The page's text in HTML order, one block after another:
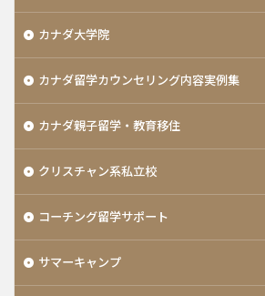
カナダ大学院
カナダ留学カウンセリング内容実例集
カナダ親子留学・教育移住
クリスチャン系私立校
コーチング留学サポート
サマーキャンプ